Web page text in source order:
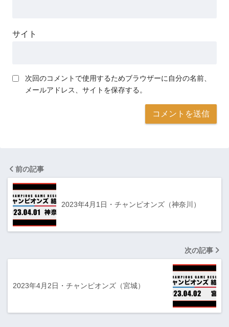
サイト
次回のコメントで使用するためブラウザーに自分の名前、
メールアドレス、サイトを保存する。
前の記事
2023年4月1日・チャンピオンズ（神奈川）
次の記事
2023年4月2日・チャンピオンズ（宮城）